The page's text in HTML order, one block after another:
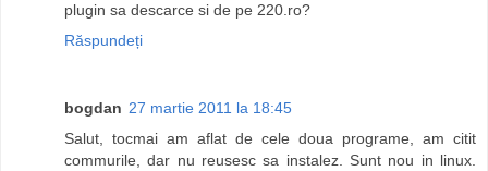
plugin sa descarce si de pe 220.ro?
Răspundeți
bogdan 27 martie 2011 la 18:45
Salut, tocmai am aflat de cele doua programe, am citit
commurile, dar nu reusesc sa instalez. Sunt nou in linux.